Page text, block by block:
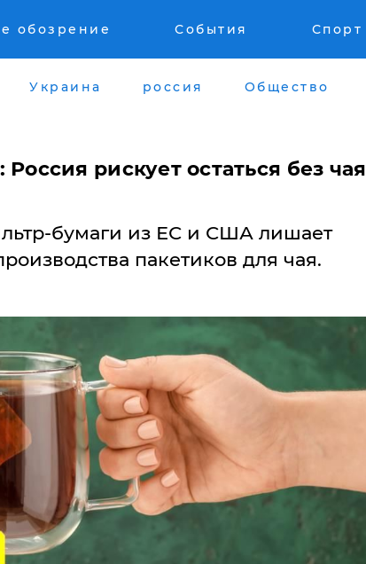
обозрение События Спорт
Украина россия Общество
рискует остаться без чая
бумаги из ЕС и США лишает
пакетиков для чая.